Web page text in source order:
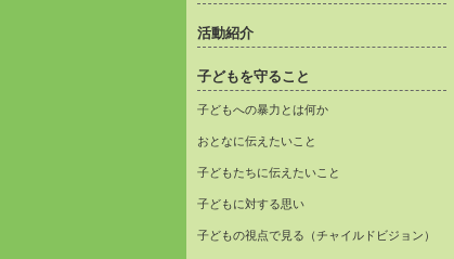
活動紹介
子どもを守ること
子どもへの暴力とは何か
おとなに伝えたいこと
子どもたちに伝えたいこと
子どもに対する思い
子どもの視点で見る（チャイルドビジョン）